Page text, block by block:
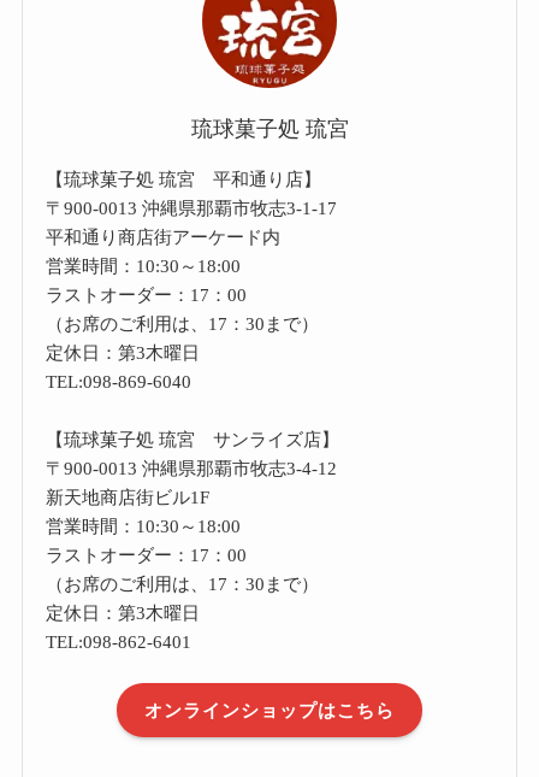
琉球菓子処 琉宮
【琉球菓子処 琉宮 平和通り店】
〒900-0013 沖縄県那覇市牧志3-1-17
平和通り商店街アーケード内
営業時間：10:30～18:00
ラストオーダー：17：00
（お席のご利用は、17：30まで）
定休日：第3木曜日
TEL:098-869-6040
【琉球菓子処 琉宮 サンライズ店】
〒900-0013 沖縄県那覇市牧志3-4-12
新天地商店街ビル1F
営業時間：10:30～18:00
ラストオーダー：17：00
（お席のご利用は、17：30まで）
定休日：第3木曜日
TEL:098-862-6401
オンラインショップはこちら